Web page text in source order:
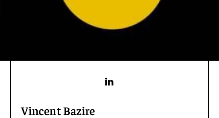
Vincent Bazire